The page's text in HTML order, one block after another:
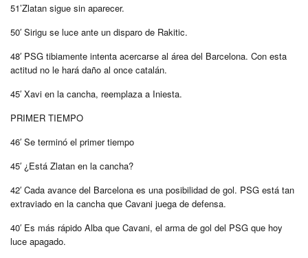
51’Zlatan sigue sin aparecer.
50′ Sirigu se luce ante un disparo de Rakitic.
48′ PSG tibiamente intenta acercarse al área del Barcelona. Con esta
actitud no le hará daño al once catalán.
45′ Xavi en la cancha, reemplaza a Iniesta.
PRIMER TIEMPO
46′ Se terminó el primer tiempo
45′ ¿Está Zlatan en la cancha?
42′ Cada avance del Barcelona es una posibilidad de gol. PSG está tan
extraviado en la cancha que Cavani juega de defensa.
40′ Es más rápido Alba que Cavani, el arma de gol del PSG que hoy
luce apagado.